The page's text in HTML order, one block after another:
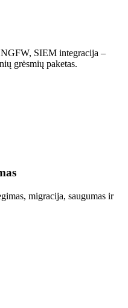
SIEM integracija –
grėsmių paketas.
migracija, saugumas ir